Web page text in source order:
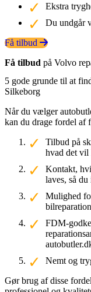
Ekstra
Du undgår
Få tilbud
Få tilbud på Volvo
5 gode grunde til at
Silkeborg
Når du vælger
kan du drage fordel af
Tilbud på
hvad det vil
Kontakt,
laves, så
Mulighed
bilreparation
FDM-
Nemt og
Gør brug af disse